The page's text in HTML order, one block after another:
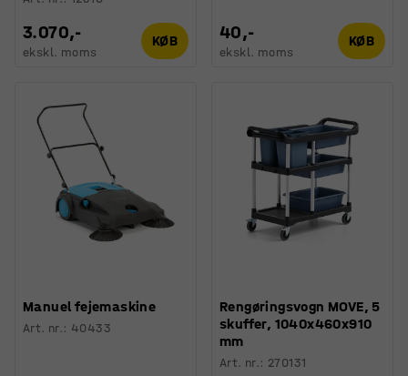
3.070,-
ekskl. moms
KØB 40,-
ekskl. moms
KØB
Manuel fejemaskine
Art. nr.: 40433
Rengøringsvogn MOVE, 5
skuffer, 1040x460x910
mm
Art. nr.: 270131